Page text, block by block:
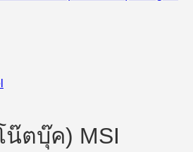
น๊ตบุ๊ค) MSI